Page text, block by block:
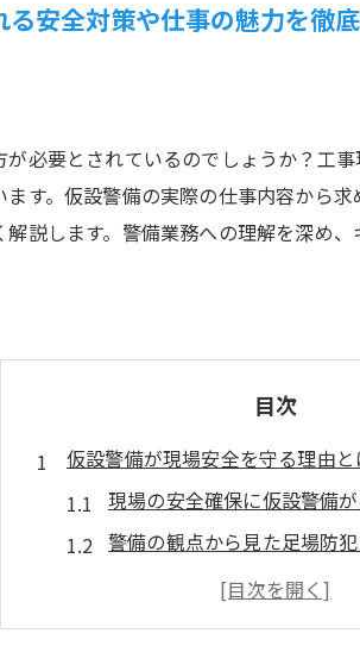
安全対策や仕事の魅力を徹
必要とされているのでしょうか？工
す。仮設警備の実際の仕事内容から
説します。警備業務への理解を深め
目次
仮設警備が現場安全を守る理由と
現場の安全確保に仮設警備
警備の観点から見た足場防
工事現場で警備が求められ
現場セキュリティ強化に仮